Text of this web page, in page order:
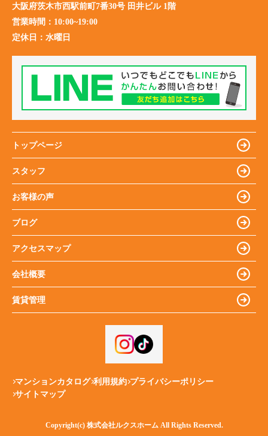
大阪府茨木市西駅前町7番30号 田井ビル 1階
営業時間： 10:00~19:00
定休日： 水曜日
トップページ
スタッフ
お客様の声
ブログ
アクセスマップ
会社概要
賃貸管理
マンションカタログ 利用規約 プライバシーポリシー
サイトマップ
Copyright(c) 株式会社ルクスホーム All Rights Reserved.